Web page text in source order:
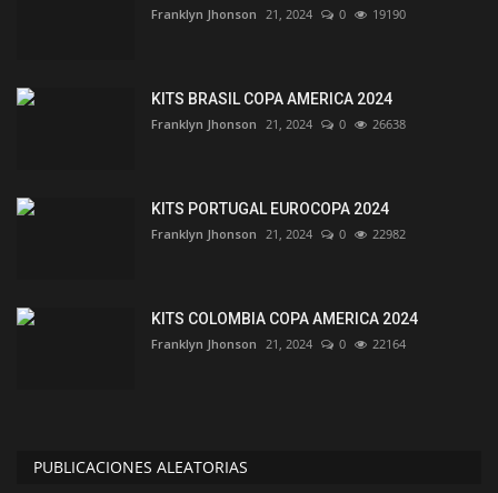
Franklyn Jhonson 21, 2024 0 19190
KITS BRASIL COPA AMERICA 2024
Franklyn Jhonson 21, 2024 0 26638
KITS PORTUGAL EUROCOPA 2024
Franklyn Jhonson 21, 2024 0 22982
KITS COLOMBIA COPA AMERICA 2024
Franklyn Jhonson 21, 2024 0 22164
PUBLICACIONES ALEATORIAS